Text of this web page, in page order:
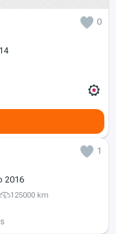
0
2014
1
2016
125000 km